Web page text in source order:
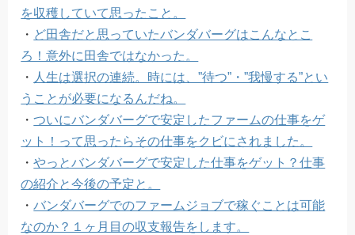
を収穫していて思ったこと。
・ ど田舎だと思っていたバンダバーグはこんなとこ
ろ！意外に田舎ではなかった。
・ 人生は選択の連続。時には、”待つ”・”我慢する”とい
うことが必要になるんだね。
・ついにバンダバーグで安定したファームの仕事をゲ
ット！って思ったらその仕事をクビにされました。
・やっとバンダバーグで安定した仕事をゲット？仕事
の紹介と今後の予定と。
・バンダバーグでのファームジョブで稼ぐことは可能
なのか？１ヶ月目の収支報告をします。